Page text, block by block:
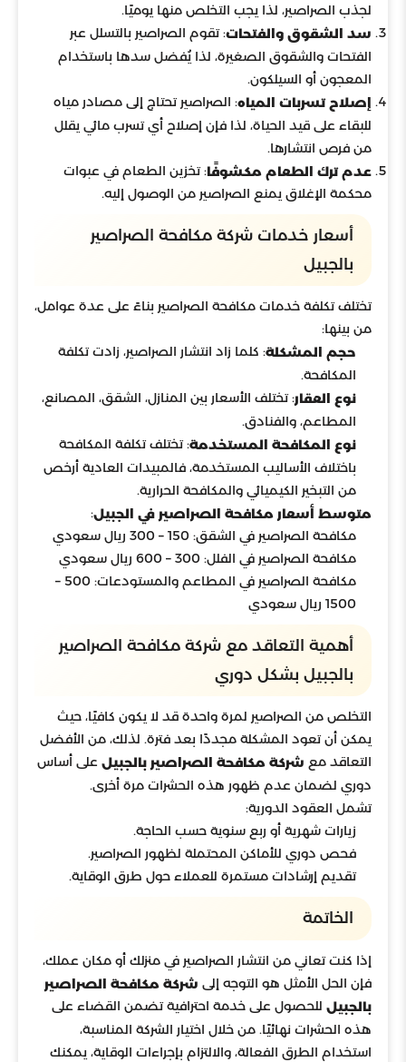
لجذب الصراصير، لذا يجب التخلص منها يوميًا.
سد الشقوق والفتحات: تقوم الصراصير بالتسلل عبر
الفتحات والشقوق الصغيرة، لذا يُفضل سدها باستخدام
المعجون أو السيلكون.
إصلاح تسربات المياه: الصراصير تحتاج إلى مصادر مياه
للبقاء على قيد الحياة، لذا فإن إصلاح أي تسرب مائي يقلل
من فرص انتشارها.
عدم ترك الطعام مكشوفًا: تخزين الطعام في عبوات
محكمة الإغلاق يمنع الصراصير من الوصول إليه.
أسعار خدمات شركة مكافحة الصراصير
بالجبيل
تختلف تكلفة خدمات مكافحة الصراصير بناءً على عدة عوامل،
من بينها:
حجم المشكلة: كلما زاد انتشار الصراصير، زادت تكلفة
المكافحة.
نوع العقار: تختلف الأسعار بين المنازل، الشقق، المصانع،
المطاعم، والفنادق.
نوع المكافحة المستخدمة: تختلف تكلفة المكافحة
باختلاف الأساليب المستخدمة، فالمبيدات العادية أرخص
من التبخير الكيميائي والمكافحة الحرارية.
متوسط أسعار مكافحة الصراصير في الجبيل:
مكافحة الصراصير في الشقق: 150 – 300 ريال سعودي
مكافحة الصراصير في الفلل: 300 – 600 ريال سعودي
مكافحة الصراصير في المطاعم والمستودعات: 500 –
1500 ريال سعودي
أهمية التعاقد مع شركة مكافحة الصراصير
بالجبيل بشكل دوري
التخلص من الصراصير لمرة واحدة قد لا يكون كافيًا، حيث
يمكن أن تعود المشكلة مجددًا بعد فترة. لذلك، من الأفضل
التعاقد مع شركة مكافحة الصراصير بالجبيل على أساس
دوري لضمان عدم ظهور هذه الحشرات مرة أخرى.
تشمل العقود الدورية:
زيارات شهرية أو ربع سنوية حسب الحاجة.
فحص دوري للأماكن المحتملة لظهور الصراصير.
تقديم إرشادات مستمرة للعملاء حول طرق الوقاية.
الخاتمة
إذا كنت تعاني من انتشار الصراصير في منزلك أو مكان عملك،
فإن الحل الأمثل هو التوجه إلى شركة مكافحة الصراصير
بالجبيل للحصول على خدمة احترافية تضمن القضاء على
هذه الحشرات نهائيًا. من خلال اختيار الشركة المناسبة،
استخدام الطرق الفعالة، والالتزام بإجراءات الوقاية، يمكنك